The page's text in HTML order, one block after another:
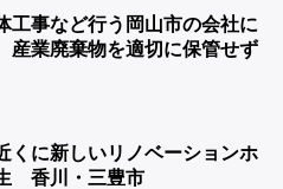
工事など行う岡山市の会社に
業廃棄物を適切に保管せず
くに新しいリノベーションホ
香川・三豊市